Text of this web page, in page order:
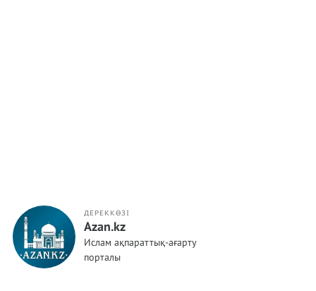
ДЕРЕККӨЗІ
Azan.kz
Ислам ақпараттық-ағарту
порталы